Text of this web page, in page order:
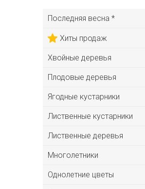
Последняя весна *
Хиты продаж
Хвойные деревья
Плодовые деревья
Ягодные кустарники
Лиственные кустарники
Лиственные деревья
Многолетники
Однолетние цветы